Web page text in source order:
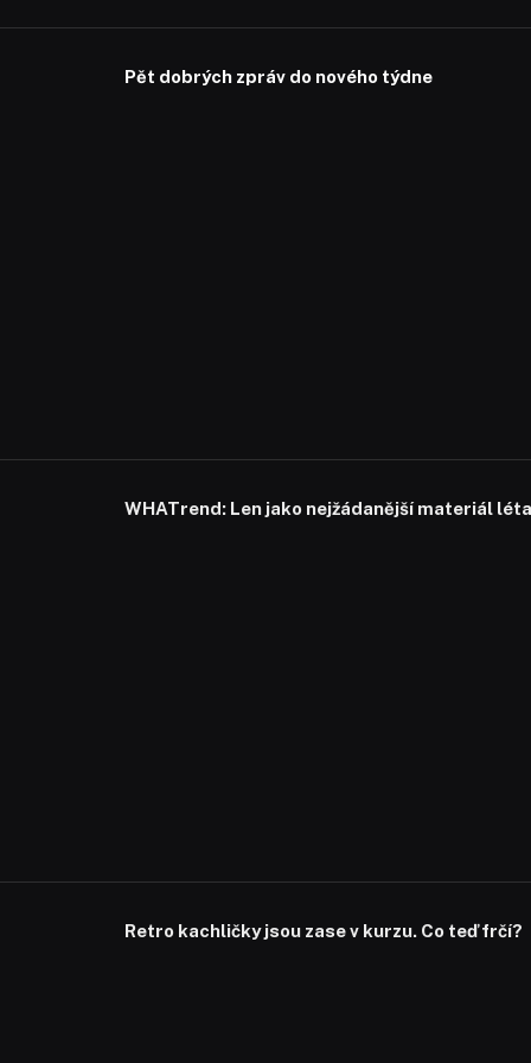
Pět dobrých zpráv do nového týdne
WHATrend: Len jako nejžádanější materiál léta
Retro kachličky jsou zase v kurzu. Co teď frčí?